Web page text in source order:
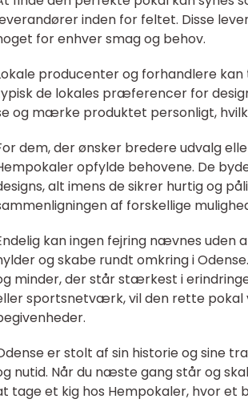
inden for feltet. Disse
for enhver smag og behov.
producenter og forhandlere
de lokales præferencer for
og mærke produktet personligt,
dem, der ønsker bredere udvalg
opfylde behovene. De
alt imens de sikrer hurtig og
af forskellige
kan ingen fejring nævnes
og skabe rundt omkring i
minder, der står stærkest i
sportsnetværk, vil den rette
er stolt af sin historie og sine
nutid. Når du næste gang står og
tage et kig hos Hempokaler, hvor et